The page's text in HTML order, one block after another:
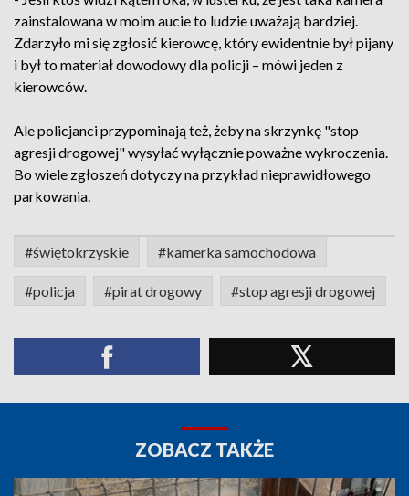
zainstalowana w moim aucie to ludzie uważają bardziej.
Zdarzyło mi się zgłosić kierowcę, który ewidentnie był pijany
i był to materiał dowodowy dla policji – mówi jeden z
kierowców.
Ale policjanci przypominają też, żeby na skrzynkę "stop
agresji drogowej" wysyłać wyłącznie poważne wykroczenia.
Bo wiele zgłoszeń dotyczy na przykład nieprawidłowego
parkowania.
#świętokrzyskie #kamerka samochodowa
#policja #pirat drogowy #stop agresji drogowej
ZOBACZ TAKŻE